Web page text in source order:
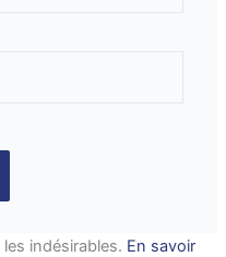
indésirables. En savoir